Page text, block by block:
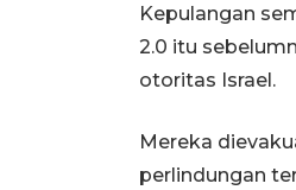
Kepulangan
2.0 itu
otoritas Israel.
Mereka
perlindungan